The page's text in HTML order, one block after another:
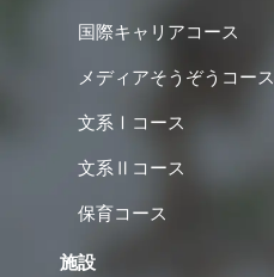
国際キャリアコース
メディアそうぞうコース
文系Ⅰコース
文系Ⅱコース
保育コース
施設